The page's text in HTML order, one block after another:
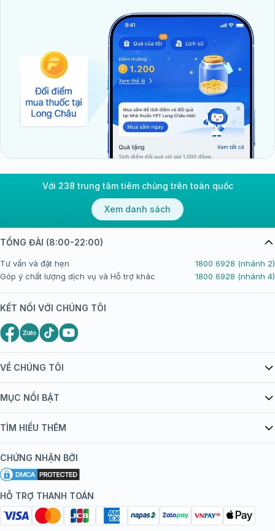
Với 238 trung tâm tiêm chủng trên toàn quốc
Xem danh sách
VỀ CHÚNG TÔI
Giới thiệu Tiêm Chủng FPT Long Châu
bán hàng
Chính sách nội dung
Chính sách bảo mật
Chính sách bảo mật dữ liệu cá nhân
Chính sách thanh toán
MỤC NỔI BẬT
Danh mục vắc xin
Đội ngũ bác sĩ, chuyên gia
Hệ thống trung tâm tiêm chủng
TÌM HIỂU THÊM
Khuyến mãi
Tôi nên tiêm gì?
Tiêm chủng đi nước ngoài
CHỨNG NHẬN BỞI
HỖ TRỢ THANH TOÁN
TỔNG ĐÀI (8:00-22:00)
Tư vấn và đặt hẹn
1800 6928 (nhánh 2)
Góp ý chất lượng dịch vụ và Hỗ trợ khác
1800 6928 (nhánh 4)
KẾT NỐI VỚI CHÚNG TÔI